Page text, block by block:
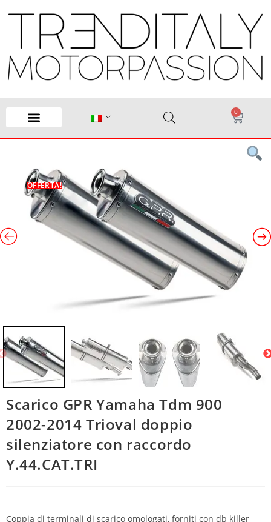
0
OFFERTA!
Scarico GPR Yamaha Tdm 900
2002-2014 Trioval doppio
silenziatore con raccordo
Y.44.CAT.TRI
Coppia di terminali di scarico omologati, forniti con db killer